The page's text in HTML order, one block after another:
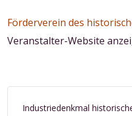
Förderverein des
Veranstalter-Website
Industriedenkmal